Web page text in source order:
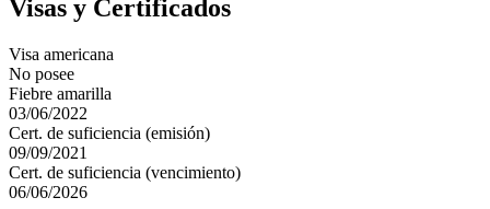
Visas y Certificados
Visa americana
No posee
Fiebre amarilla
03/06/2022
Cert. de suficiencia (emisión)
09/09/2021
Cert. de suficiencia (vencimiento)
06/06/2026